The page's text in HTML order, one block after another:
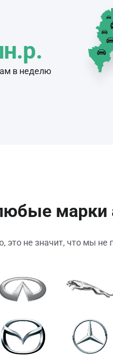
в неделю
марки
это не значит, что мы